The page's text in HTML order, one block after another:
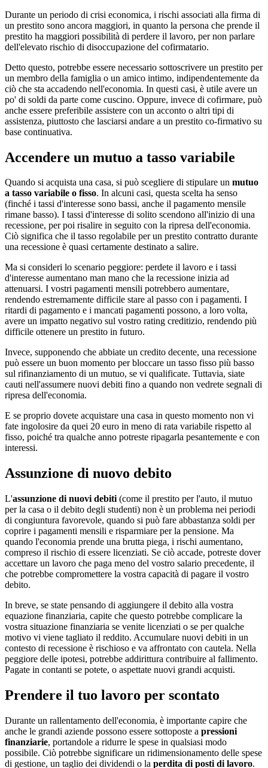
Durante un periodo di crisi economica, i rischi associati alla firma di
un prestito sono ancora maggiori, in quanto la persona che prende il
prestito ha maggiori possibilità di perdere il lavoro, per non parlare
dell'elevato rischio di disoccupazione del cofirmatario.
Detto questo, potrebbe essere necessario sottoscrivere un prestito per
un membro della famiglia o un amico intimo, indipendentemente da
ciò che sta accadendo nell'economia. In questi casi, è utile avere un
po' di soldi da parte come cuscino. Oppure, invece di cofirmare, può
anche essere preferibile assistere con un acconto o altri tipi di
assistenza, piuttosto che lasciarsi andare a un prestito co-firmativo su
base continuativa.
Accendere un mutuo a tasso variabile
Quando si acquista una casa, si può scegliere di stipulare un mutuo
a tasso variabile o fisso. In alcuni casi, questa scelta ha senso
(finché i tassi d'interesse sono bassi, anche il pagamento mensile
rimane basso). I tassi d'interesse di solito scendono all'inizio di una
recessione, per poi risalire in seguito con la ripresa dell'economia.
Ciò significa che il tasso regolabile per un prestito contratto durante
una recessione è quasi certamente destinato a salire.
Ma si consideri lo scenario peggiore: perdete il lavoro e i tassi
d'interesse aumentano man mano che la recessione inizia ad
attenuarsi. I vostri pagamenti mensili potrebbero aumentare,
rendendo estremamente difficile stare al passo con i pagamenti. I
ritardi di pagamento e i mancati pagamenti possono, a loro volta,
avere un impatto negativo sul vostro rating creditizio, rendendo più
difficile ottenere un prestito in futuro.
Invece, supponendo che abbiate un credito decente, una recessione
può essere un buon momento per bloccare un tasso fisso più basso
sul rifinanziamento di un mutuo, se vi qualificate. Tuttavia, siate
cauti nell'assumere nuovi debiti fino a quando non vedrete segnali di
ripresa dell'economia.
E se proprio dovete acquistare una casa in questo momento non vi
fate ingolosire da quei 20 euro in meno di rata variabile rispetto al
fisso, poiché tra qualche anno potreste ripagarla pesantemente e con
interessi.
Assunzione di nuovo debito
L'assunzione di nuovi debiti (come il prestito per l'auto, il mutuo
per la casa o il debito degli studenti) non è un problema nei periodi
di congiuntura favorevole, quando si può fare abbastanza soldi per
coprire i pagamenti mensili e risparmiare per la pensione. Ma
quando l'economia prende una brutta piega, i rischi aumentano,
compreso il rischio di essere licenziati. Se ciò accade, potreste dover
accettare un lavoro che paga meno del vostro salario precedente, il
che potrebbe compromettere la vostra capacità di pagare il vostro
debito.
In breve, se state pensando di aggiungere il debito alla vostra
equazione finanziaria, capite che questo potrebbe complicare la
vostra situazione finanziaria se venite licenziati o se per qualche
motivo vi viene tagliato il reddito. Accumulare nuovi debiti in un
contesto di recessione è rischioso e va affrontato con cautela. Nella
peggiore delle ipotesi, potrebbe addirittura contribuire al fallimento.
Pagate in contanti se potete, o aspettate nuovi grandi acquisti.
Prendere il tuo lavoro per scontato
Durante un rallentamento dell'economia, è importante capire che
anche le grandi aziende possono essere sottoposte a pressioni
finanziarie, portandole a ridurre le spese in qualsiasi modo
possibile. Ciò potrebbe significare un ridimensionamento delle spese
di gestione, un taglio dei dividendi o la perdita di posti di lavoro.